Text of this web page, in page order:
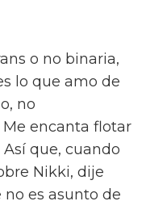
o no binaria,
lo que amo de
no
encanta flotar
que, cuando
Nikki, dije
es asunto de